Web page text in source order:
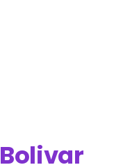
Bolivar